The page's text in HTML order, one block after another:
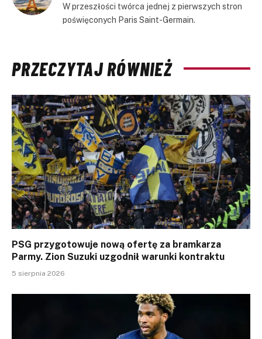
W przeszłości twórca jednej z pierwszych stron
poświęconych Paris Saint-Germain.
PRZECZYTAJ RÓWNIEŻ
PSG przygotowuje nową ofertę za bramkarza
Parmy. Zion Suzuki uzgodnił warunki kontraktu
5 sierpnia 2026